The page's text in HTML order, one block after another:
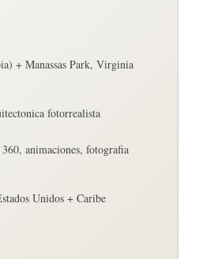
+ Manassas Park, Virginia
fotorrealista
animaciones, fotografia
Unidos + Caribe